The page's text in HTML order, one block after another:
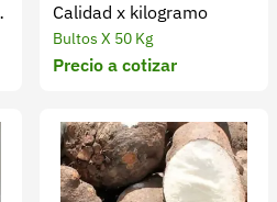
Calidad x kilogramo
Bultos X 50 Kg
Precio a cotizar